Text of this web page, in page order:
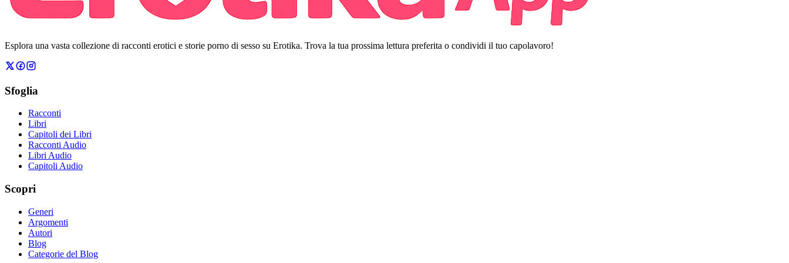
Esplora una vasta collezione di racconti erotici e storie porno di sesso su Erotika. Trova la tua prossima lettura preferita o condividi il tuo capolavoro!
Sfoglia
Racconti
Libri
Capitoli dei Libri
Racconti Audio
Libri Audio
Capitoli Audio
Scopri
Generi
Argomenti
Autori
Blog
Categorie del Blog